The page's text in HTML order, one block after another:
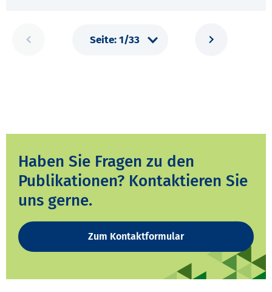
Haben Sie Fragen zu den
Publikationen? Kontaktieren Sie
uns gerne.
Zum Kontaktformular